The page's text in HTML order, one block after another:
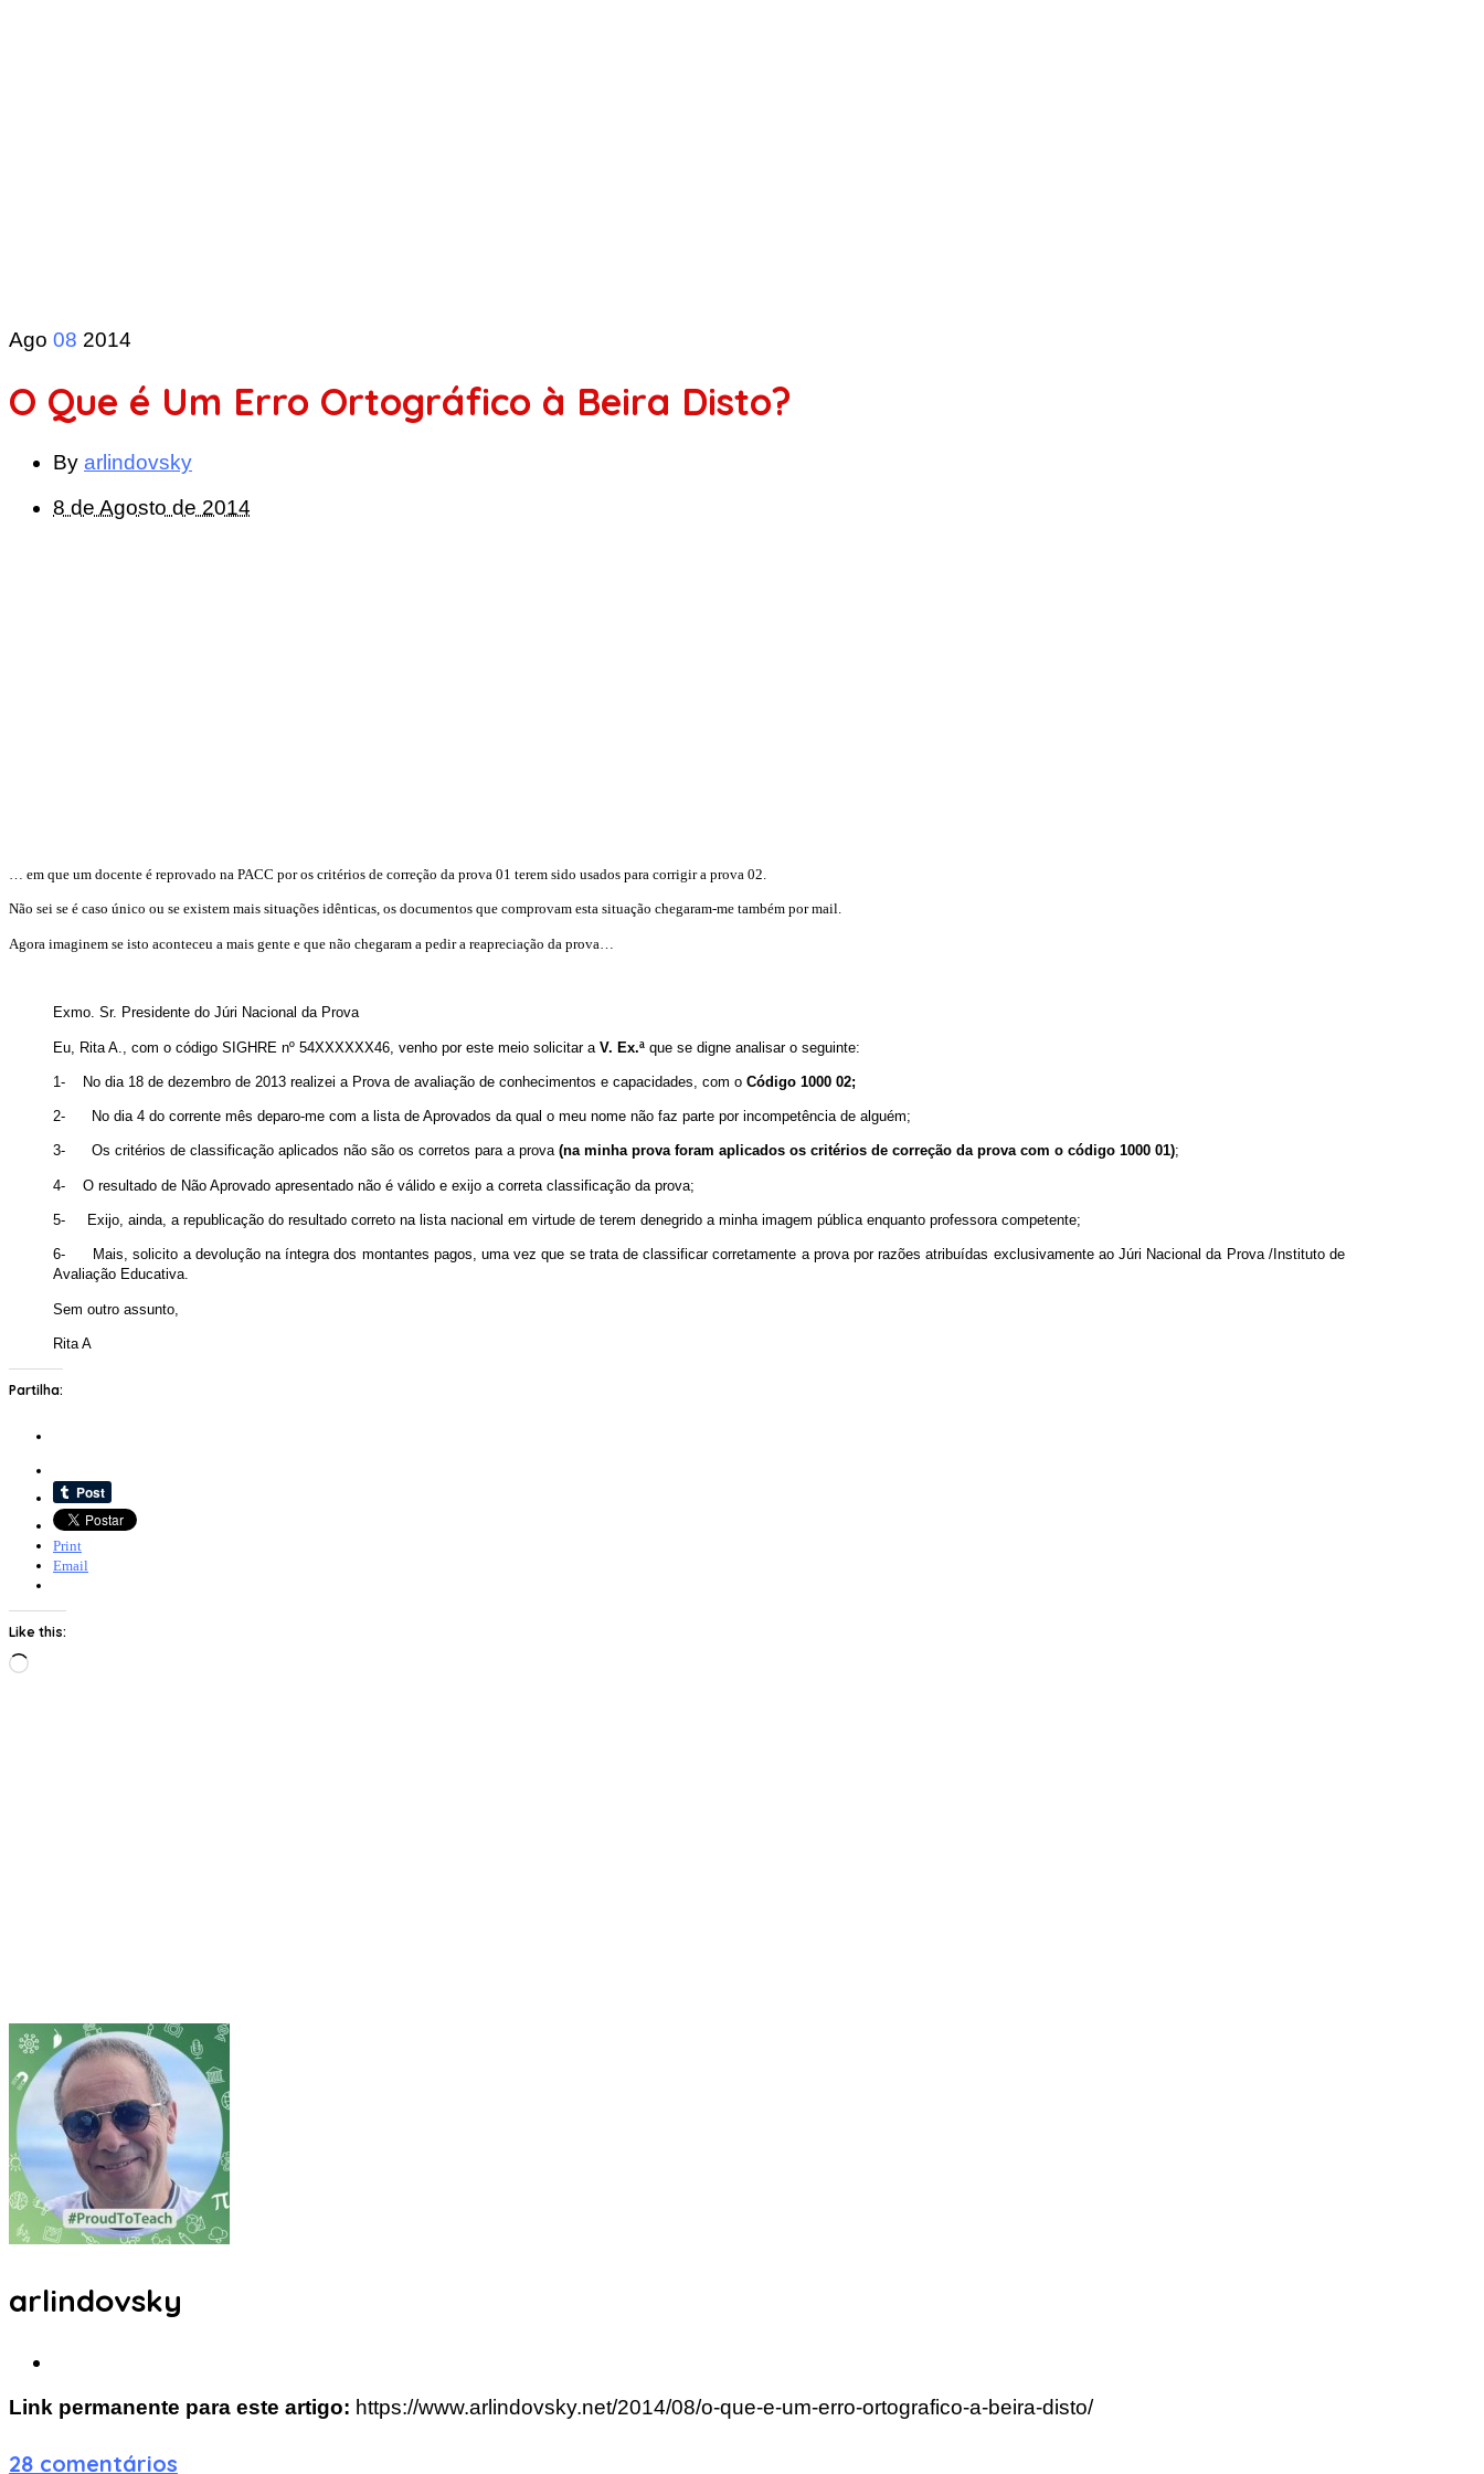
Ago 08 2014
O Que é Um Erro Ortográfico à Beira Disto?
By arlindovsky
8 de Agosto de 2014
… em que um docente é reprovado na PACC por os critérios de correção da prova 01 terem sido usados para corrigir a prova 02.
Não sei se é caso único ou se existem mais situações idênticas, os documentos que comprovam esta situação chegaram-me também por mail.
Agora imaginem se isto aconteceu a mais gente e que não chegaram a pedir a reapreciação da prova…
Exmo. Sr. Presidente do Júri Nacional da Prova
Eu, Rita A., com o código SIGHRE nº 54XXXXXX46, venho por este meio solicitar a V. Ex.ª que se digne analisar o seguinte:
1- No dia 18 de dezembro de 2013 realizei a Prova de avaliação de conhecimentos e capacidades, com o Código 1000 02;
2- No dia 4 do corrente mês deparo-me com a lista de Aprovados da qual o meu nome não faz parte por incompetência de alguém;
3- Os critérios de classificação aplicados não são os corretos para a prova (na minha prova foram aplicados os critérios de correção da prova com o código 1000 01);
4- O resultado de Não Aprovado apresentado não é válido e exijo a correta classificação da prova;
5- Exijo, ainda, a republicação do resultado correto na lista nacional em virtude de terem denegrido a minha imagem pública enquanto professora competente;
6- Mais, solicito a devolução na íntegra dos montantes pagos, uma vez que se trata de classificar corretamente a prova por razões atribuídas exclusivamente ao Júri Nacional da Prova /Instituto de
Avaliação Educativa.
Sem outro assunto,
Rita A
Partilha:
Print
Email
Like this:
Loading…
arlindovsky
Link permanente para este artigo: https://www.arlindovsky.net/2014/08/o-que-e-um-erro-ortografico-a-beira-disto/
28 comentários